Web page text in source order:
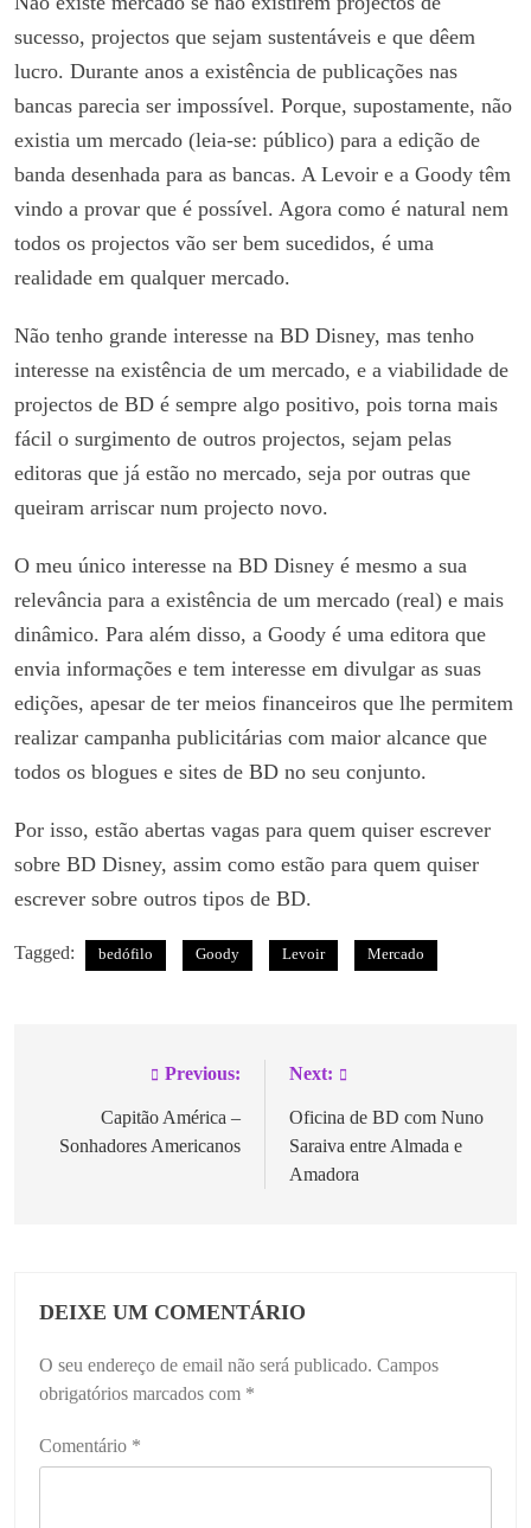
sucesso, projectos que sejam sustentáveis e que dêem
lucro. Durante anos a existência de publicações nas
bancas parecia ser impossível. Porque, supostamente, não
existia um mercado (leia-se: público) para a edição de
banda desenhada para as bancas. A Levoir e a Goody têm
vindo a provar que é possível. Agora como é natural nem
todos os projectos vão ser bem sucedidos, é uma
realidade em qualquer mercado.
Não tenho grande interesse na BD Disney, mas tenho
interesse na existência de um mercado, e a viabilidade de
projectos de BD é sempre algo positivo, pois torna mais
fácil o surgimento de outros projectos, sejam pelas
editoras que já estão no mercado, seja por outras que
queiram arriscar num projecto novo.
O meu único interesse na BD Disney é mesmo a sua
relevância para a existência de um mercado (real) e mais
dinâmico. Para além disso, a Goody é uma editora que
envia informações e tem interesse em divulgar as suas
edições, apesar de ter meios financeiros que lhe permitem
realizar campanha publicitárias com maior alcance que
todos os blogues e sites de BD no seu conjunto.
Por isso, estão abertas vagas para quem quiser escrever
sobre BD Disney, assim como estão para quem quiser
escrever sobre outros tipos de BD.
Tagged: bedófilo Goody Levoir Mercado
Previous:
Capitão América –
Sonhadores Americanos
Next:
Oficina de BD com Nuno
Saraiva entre Almada e
Amadora
DEIXE UM COMENTÁRIO
O seu endereço de email não será publicado. Campos
obrigatórios marcados com *
Comentário *